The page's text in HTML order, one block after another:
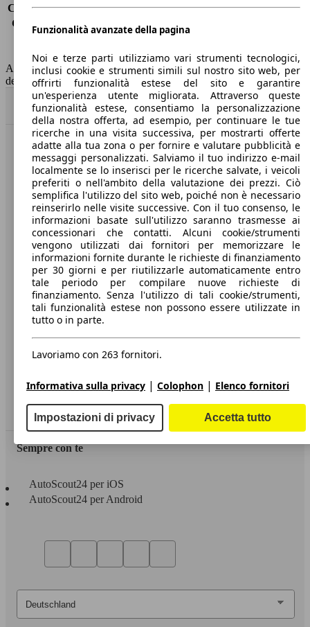
Consumo (extra-urbano) 5.1 l/100km
Consumo (combinato)*
5.7 l/100km
Capacità del serbatoio
50 l
AutoScout24 non si assume alcuna responsabilità per la correttezza
dei dati.
Torna su
Benvenuti su AutoScout24, il mercato auto europeo.
Società
A proposito di AutoScout24
Stampa
Media
Condizioni generali
Informazioni
Privacy
Dichiarazione di Accessibilità
Servizi
Area rivenditori
Sempre con te
AutoScout24 per iOS
AutoScout24 per Android
Funzionalità avanzate della pagina
Noi e terze parti utilizziamo vari strumenti tecnologici,
inclusi cookie e strumenti simili sul nostro sito web, per
offrirti funzionalità estese del sito e garantire
un'esperienza utente migliorata. Attraverso queste
funzionalità estese, consentiamo la personalizzazione
della nostra offerta, ad esempio, per continuare le tue
ricerche in una visita successiva, per mostrarti offerte
adatte alla tua zona o per fornire e valutare pubblicità e
messaggi personalizzati. Salviamo il tuo indirizzo e-mail
localmente se lo inserisci per le ricerche salvate, i veicoli
preferiti o nell'ambito della valutazione dei prezzi. Ciò
semplifica l'utilizzo del sito web, poiché non è necessario
reinserirlo nelle visite successive. Con il tuo consenso, le
informazioni basate sull'utilizzo saranno trasmesse ai
concessionari che contatti. Alcuni cookie/strumenti
vengono utilizzati dai fornitori per memorizzare le
informazioni fornite durante le richieste di finanziamento
per 30 giorni e per riutilizzarle automaticamente entro
tale periodo per compilare nuove richieste di
finanziamento. Senza l'utilizzo di tali cookie/strumenti,
tali funzionalità estese non possono essere utilizzate in
tutto o in parte.
Lavoriamo con 263 fornitori.
Informativa sulla privacy | Colophon | Elenco fornitori
Impostazioni di privacy Accetta tutto